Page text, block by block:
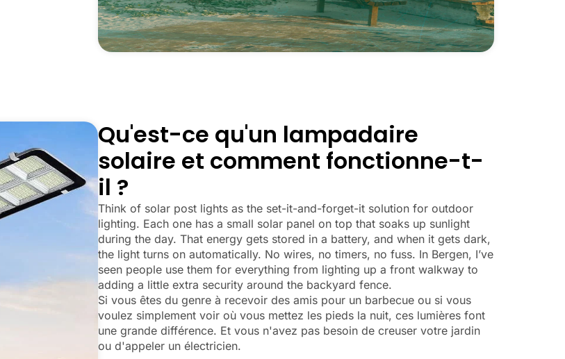
Qu'est-ce qu'un lampadaire
solaire et comment fonctionne-t-
il ?
Think of solar post lights as the set-it-and-forget-it solution for outdoor
lighting. Each one has a small solar panel on top that soaks up sunlight
during the day. That energy gets stored in a battery, and when it gets dark,
the light turns on automatically. No wires, no timers, no fuss. In Bergen, I’ve
seen people use them for everything from lighting up a front walkway to
adding a little extra security around the backyard fence.
Si vous êtes du genre à recevoir des amis pour un barbecue ou si vous
voulez simplement voir où vous mettez les pieds la nuit, ces lumières font
une grande différence. Et vous n'avez pas besoin de creuser votre jardin
ou d'appeler un électricien.